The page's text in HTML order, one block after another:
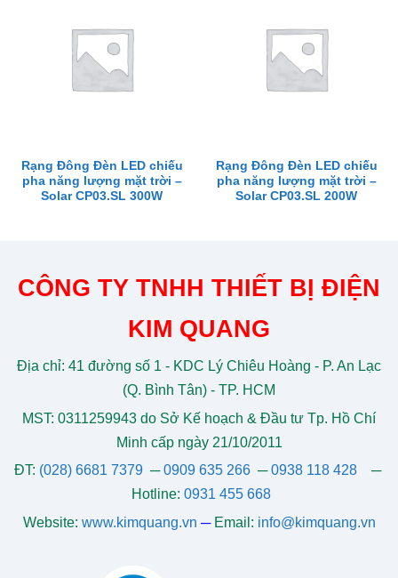
Rạng Đông Đèn LED chiếu
pha năng lượng mặt trời –
Solar CP03.SL 300W
Rạng Đông Đèn LED chiếu
pha năng lượng mặt trời –
Solar CP03.SL 200W
CÔNG TY TNHH THIẾT BỊ ĐIỆN
KIM QUANG
Địa chỉ: 41 đường số 1 - KDC Lý Chiêu Hoàng - P. An Lạc
(Q. Bình Tân) - TP. HCM
MST: 0311259943 do Sở Kế hoạch & Đầu tư Tp. Hồ Chí
Minh cấp ngày 21/10/2011
ĐT: (028) 6681 7379 ─0909 635 266─0938 118 428─
Hotline: 0931 455 668
Website: www.kimquang.vn ─ Email: info@kimquang.vn